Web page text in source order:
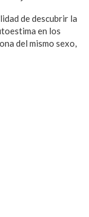
de descubrir la
en los
del mismo sexo,